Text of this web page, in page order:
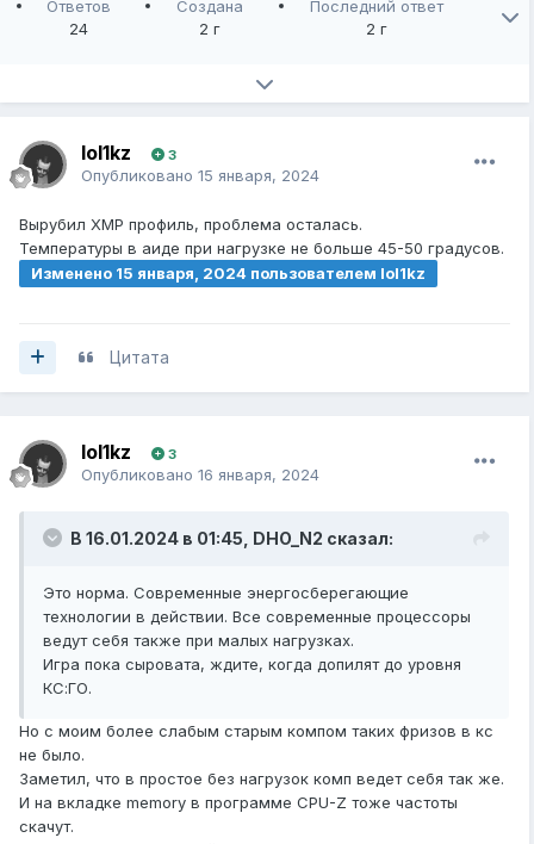
Ответов
24
Создана
2 г
Последний ответ
2 г
lol1kz 3
Опубликовано 15 января, 2024
Вырубил XMP профиль, проблема осталась.
Температуры в аиде при нагрузке не больше 45-50 градусов.
Изменено 15 января, 2024 пользователем lol1kz
Цитата
lol1kz 3
Опубликовано 16 января, 2024
В 16.01.2024 в 01:45, DHO_N2 сказал:
Это норма. Современные энергосберегающие
технологии в действии. Все современные процессоры
ведут себя также при малых нагрузках.
Игра пока сыровата, ждите, когда допилят до уровня
КС:ГО.
Но с моим более слабым старым компом таких фризов в кс
не было.
Заметил, что в простое без нагрузок комп ведет себя так же.
И на вкладке memory в программе CPU-Z тоже частоты
скачут.